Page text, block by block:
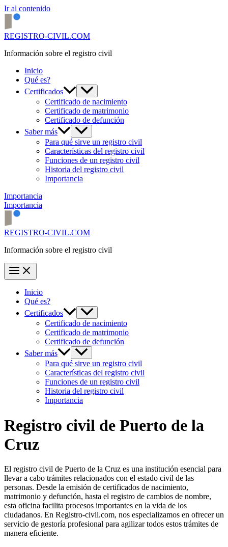
Ir al contenido
REGISTRO-CIVIL.COM
Información sobre el registro civil
Inicio
Qué es?
Certificados
Certificado de nacimiento
Certificado de matrimonio
Certificado de defunción
Saber más
Para qué sirve un registro civil
Características del registro civil
Funciones de un registro civil
Historia del registro civil
Importancia
Importancia
Importancia
REGISTRO-CIVIL.COM
Información sobre el registro civil
Inicio
Qué es?
Certificados
Certificado de nacimiento
Certificado de matrimonio
Certificado de defunción
Saber más
Para qué sirve un registro civil
Características del registro civil
Funciones de un registro civil
Historia del registro civil
Importancia
Registro civil de Puerto de la
Cruz
El registro civil de Puerto de la Cruz es una institución esencial para
llevar a cabo trámites relacionados con el estado civil de las
personas. Desde la emisión de certificados de nacimiento,
matrimonio y defunción, hasta el registro de cambios de nombre,
esta oficina facilita procesos importantes en la vida de los
ciudadanos. En Registro-civil.com, nos especializamos en ofrecer un
servicio de gestoría profesional para agilizar todos estos trámites de
manera eficiente.